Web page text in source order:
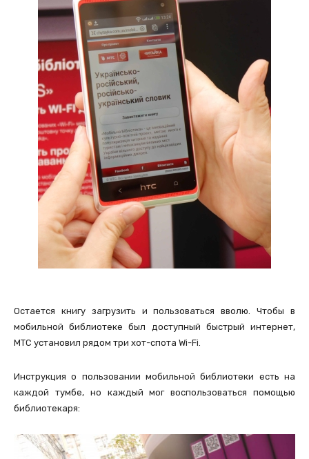
Остается книгу загрузить и пользоваться вволю. Чтобы в
мобильной библиотеке был доступный быстрый интернет,
МТС установил рядом три хот-спота Wi-Fi.
Инструкция о пользовании мобильной библиотеки есть на
каждой тумбе, но каждый мог воспользоваться помощью
библиотекаря: